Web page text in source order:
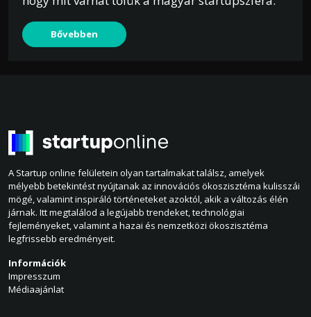
Bővebben
A Startup online felületein olyan tartalmakat találsz, amelyek
mélyebb betekintést nyújtanak az innovációs ökoszisztéma kulisszái
mögé, valamint inspiráló történeteket azoktól, akik a változás élén
járnak. Itt megtalálod a legújabb trendeket, technológiai
fejleményeket, valamint a hazai és nemzetközi ökoszisztéma
legfrissebb eredményeit.
Információk
Impresszum
Médiaajánlat